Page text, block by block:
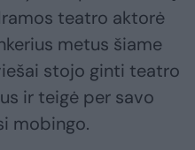
teatro aktorė
metus šiame
stojo ginti teatro
ir teigė per savo
mobingo.